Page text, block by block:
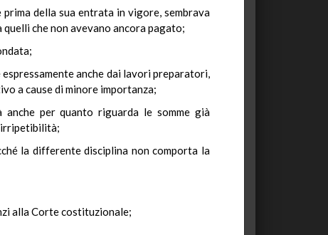
della sua entrata in vigore, sembrava
che non avevano ancora pagato;
anche dai lavori preparatori,
a cause di minore importanza;
per quanto riguarda le somme già
la differente disciplina non comporta la
alla Corte costituzionale;